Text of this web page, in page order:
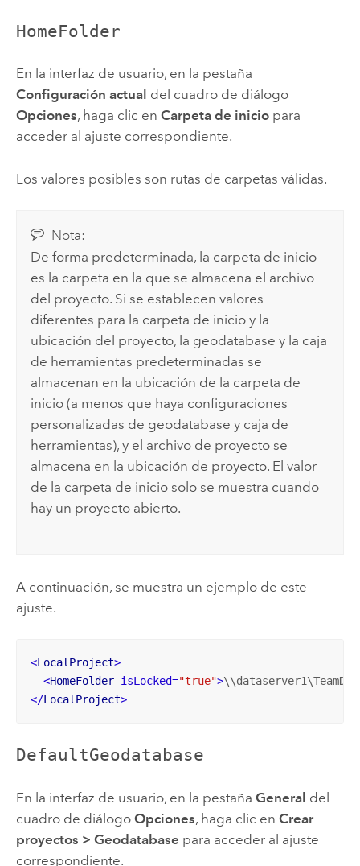
HomeFolder
En la interfaz de usuario, en la pestaña
Configuración actual del cuadro de diálogo
Opciones, haga clic en Carpeta de iniciopara
acceder al ajuste correspondiente.
Los valores posibles son rutas de carpetas válidas.
Nota:
De forma predeterminada, la carpeta de inicio
es la carpeta en la que se almacena el archivo
del proyecto. Si se establecen valores
diferentes para la carpeta de inicio y la
ubicación del proyecto, la geodatabase y la caja
de herramientas predeterminadas se
almacenan en la ubicación de la carpeta de
inicio (a menos que haya configuraciones
personalizadas de geodatabase y caja de
herramientas), y el archivo de proyecto se
almacena en la ubicación de proyecto. El valor
de la carpeta de inicio solo se muestra cuando
hay un proyecto abierto.
A continuación, se muestra un ejemplo de este
ajuste.
<LocalProject>
<HomeFolder isLocked="true">
</LocalProject>
DefaultGeodatabase
En la interfaz de usuario, en la pestaña General del
cuadro de diálogo Opciones, haga clic en Crear
proyectos > Geodatabase para acceder al ajuste
correspondiente.